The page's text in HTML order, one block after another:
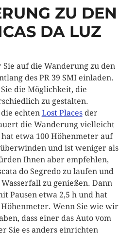
ZU DEN
DA LUZ
auf die Wanderung zu den
des PR 39 SMI einladen.
die Möglichkeit, die
zu gestalten.
echten Lost Placesder
die Wanderung vielleicht
etwa 100 Höhenmeter auf
und ist weniger als
Ihnen aber empfehlen,
do Segredo zu laufen und
zu genießen. Dann
Pausen etwa 2,5 h und hat
Wenn Sie wie wir
dass einer das Auto vom
Sie es anders einrichten